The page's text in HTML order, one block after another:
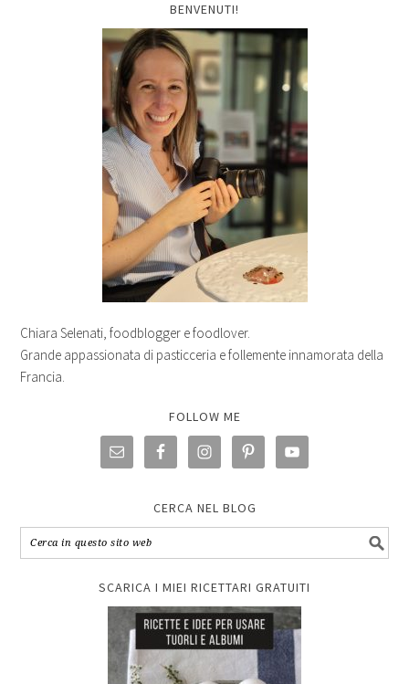
BENVENUTI!
Chiara Selenati, foodblogger e foodlover.
Grande appassionata di pasticceria e follemente innamorata della
Francia.
FOLLOW ME
CERCA NEL BLOG
SCARICA I MIEI RICETTARI GRATUITI